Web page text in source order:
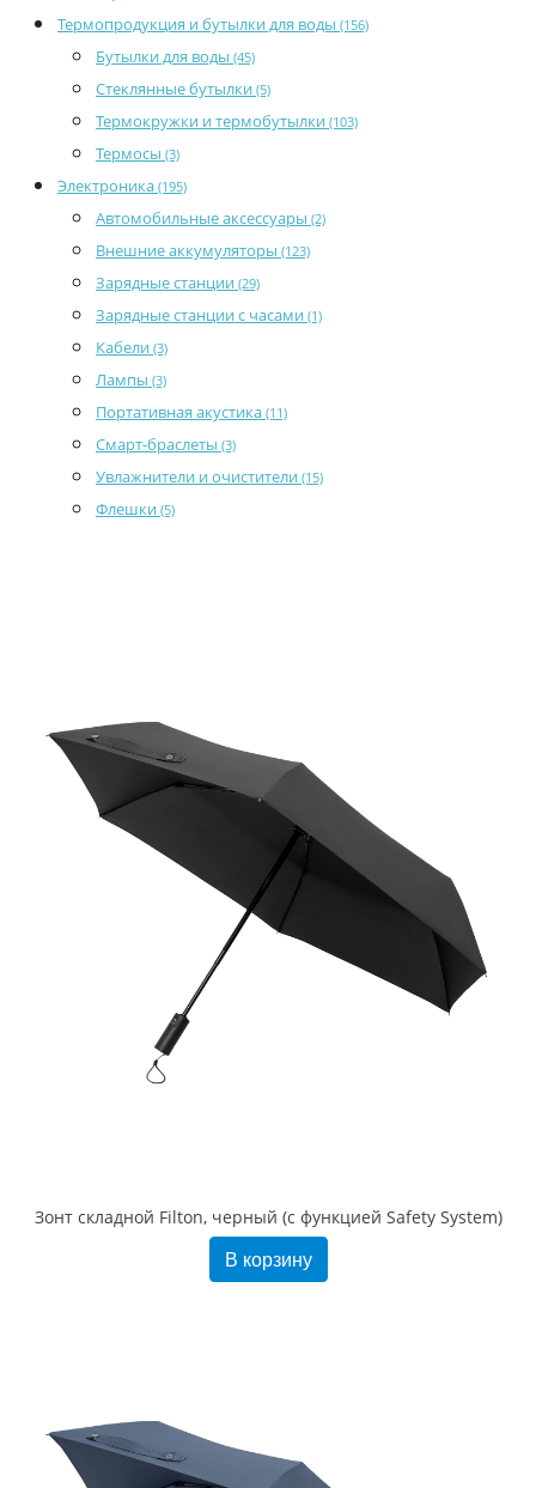
Термопродукция и бутылки для воды (156)
Бутылки для воды (45)
Стеклянные бутылки (5)
Термокружки и термобутылки (103)
Термосы (3)
Электроника (195)
Автомобильные аксессуары (2)
Внешние аккумуляторы (123)
Зарядные станции (29)
Зарядные станции с часами (1)
Кабели (3)
Лампы (3)
Портативная акустика (11)
Смарт-браслеты (3)
Увлажнители и очистители (15)
Флешки (5)
Зонт складной Filton, черный (с функцией Safety System)
В корзину